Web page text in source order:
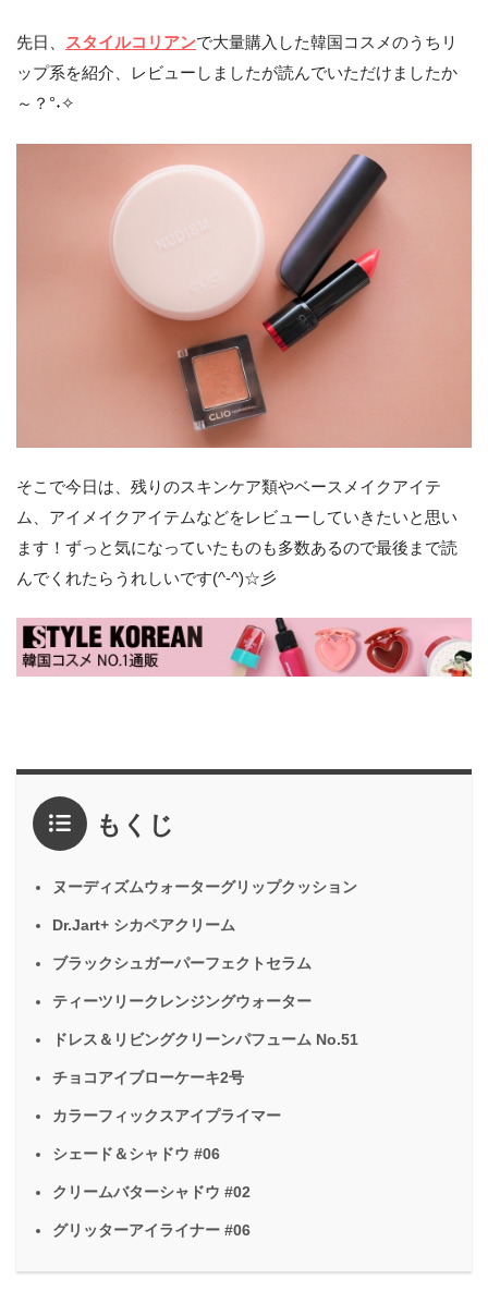
先日、 スタイルコリアンで大量購入した韓国コスメのうちリ
ップ系を紹介、レビューしましたが読んでいただけましたか
～？°˖✧
そこで今日は、残りのスキンケア類やベースメイクアイテ
ム、アイメイクアイテムなどをレビューしていきたいと思い
ます！ずっと気になっていたものも多数あるので最後まで読
んでくれたらうれしいです(^-^)☆彡
もくじ
ヌーディズムウォーターグリップクッション
Dr.Jart+ シカペアクリーム
ブラックシュガーパーフェクトセラム
ティーツリークレンジングウォーター
ドレス＆リビングクリーンパフューム No.51
チョコアイブローケーキ2号
カラーフィックスアイプライマー
シェード＆シャドウ #06
クリームバターシャドウ #02
グリッターアイライナー #06